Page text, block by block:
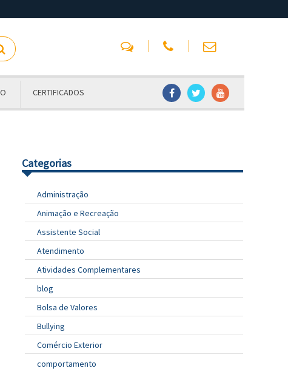
CERTIFICADOS
Categorias
Administração
Animação e Recreação
Assistente Social
Atendimento
Atividades Complementares
blog
Bolsa de Valores
Bullying
Comércio Exterior
comportamento